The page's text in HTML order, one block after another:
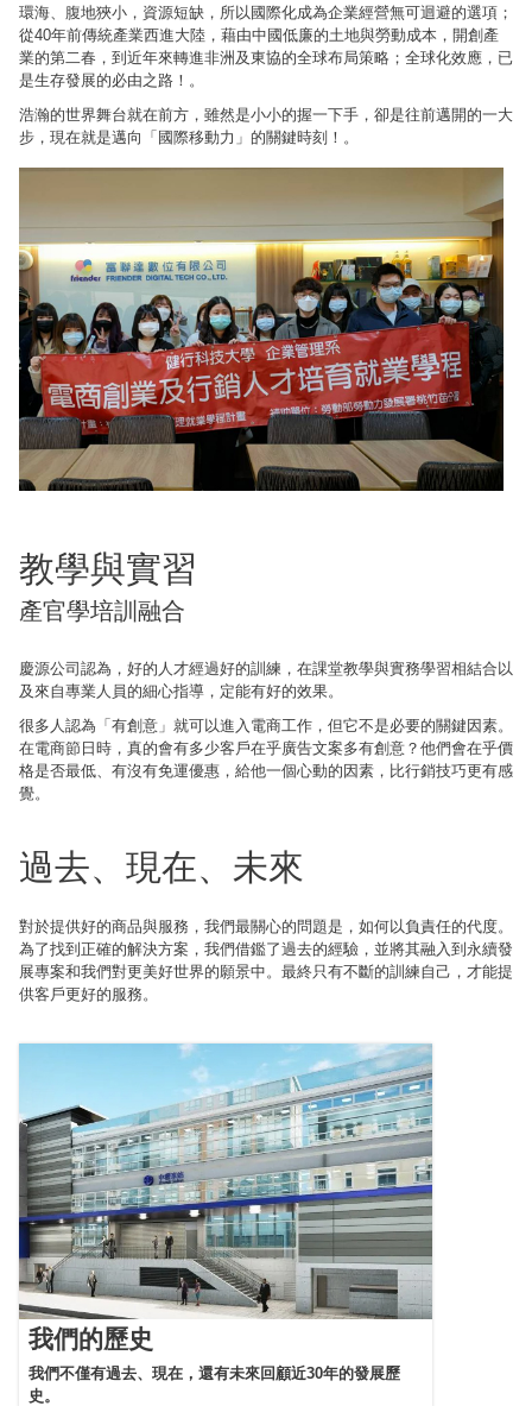
環海、腹地狹小，資源短缺，所以國際化成為企業經營無可迴避的選項；
從40年前傳統產業西進大陸，藉由中國低廉的土地與勞動成本，開創產
業的第二春，到近年來轉進非洲及東協的全球布局策略；全球化效應，已
是生存發展的必由之路！。
浩瀚的世界舞台就在前方，雖然是小小的握一下手，卻是往前邁開的一大
步，現在就是邁向「國際移動力」的關鍵時刻！。
教學與實習
產官學培訓融合
慶源公司認為，好的人才經過好的訓練，在課堂教學與實務學習相結合以
及來自專業人員的細心指導，定能有好的效果。
很多人認為「有創意」就可以進入電商工作，但它不是必要的關鍵因素。
在電商節日時，真的會有多少客戶在乎廣告文案多有創意？他們會在乎價
格是否最低、有沒有免運優惠，給他一個心動的因素，比行銷技巧更有感
覺。
過去、現在、未來
對於提供好的商品與服務，我們最關心的問題是，如何以負責任的代度。
為了找到正確的解決方案，我們借鑑了過去的經驗，並將其融入到永續發
展專案和我們對更美好世界的願景中。最終只有不斷的訓練自己，才能提
供客戶更好的服務。
我們的歷史
我們不僅有過去、現在，還有未來回顧近30年的發展歷
史。